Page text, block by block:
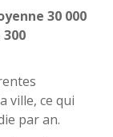
30 000
ville, ce qui
par an.